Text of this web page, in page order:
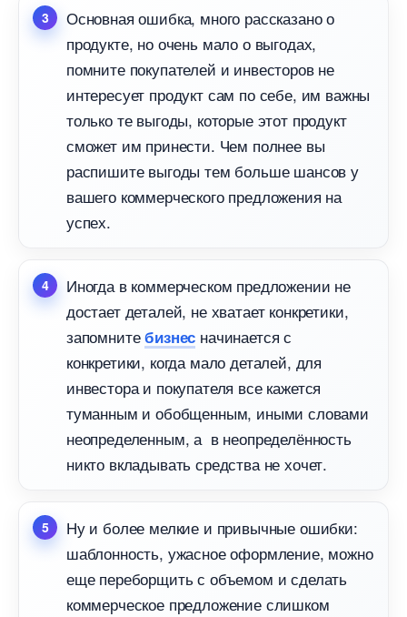
Основная ошибка, много рассказано о
продукте, но очень мало о выгодах,
помните покупателей и инвесторов не
интересует продукт сам по себе, им важны
только те выгоды, которые этот продукт
сможет им принести. Чем полнее вы
распишите выгоды тем больше шансов у
ашего коммерческого предложения на
успех.
Иногда в коммерческом предложении не
достает деталей, не хватает конкретики,
запомнитеизнес начинается с
конкретики, когда мало деталей, для
инвестора и покупателя все кажется
туманным и обобщенным, иными словами
неопределенным, а в неопределённость
никто вкладывать средства не хочет.
Ну и более мелкие и привычные ошибки:
шаблонность, ужасное оформление, можно
еще переборщить с объемом и сделать
коммерческое предложение слишком